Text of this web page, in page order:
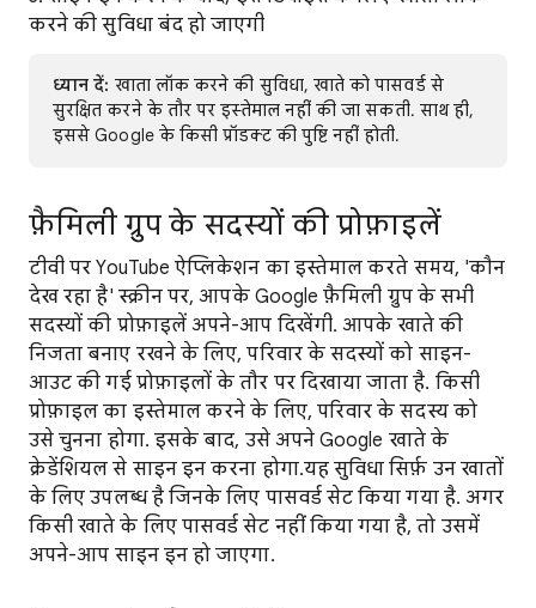
करने की सुविधा बंद हो जाएगी
ध्यान दें: खाता लॉक करने की सुविधा, खाते को पासवर्ड से
सुरक्षित करने के तौर पर इस्तेमाल नहीं की जा सकती. साथ ही,
इससे Google के किसी प्रॉडक्ट की पुष्टि नहीं होती.
फ़ैमिली ग्रुप के सदस्यों की प्रोफ़ाइलें
टीवी पर YouTube ऐप्लिकेशन का इस्तेमाल करते समय, 'कौन
देख रहा है' स्क्रीन पर, आपके Google फ़ैमिली ग्रुप के सभी
सदस्यों की प्रोफ़ाइलें अपने-आप दिखेंगी. आपके खाते की
निजता बनाए रखने के लिए, परिवार के सदस्यों को साइन-
आउट की गई प्रोफ़ाइलों के तौर पर दिखाया जाता है. किसी
प्रोफ़ाइल का इस्तेमाल करने के लिए, परिवार के सदस्य को
उसे चुनना होगा. इसके बाद, उसे अपने Google खाते के
क्रेडेंशियल से साइन इन करना होगा.यह सुविधा सिर्फ़ उन खातों
के लिए उपलब्ध है जिनके लिए पासवर्ड सेट किया गया है. अगर
किसी खाते के लिए पासवर्ड सेट नहीं किया गया है, तो उसमें
अपने-आप साइन इन हो जाएगा.